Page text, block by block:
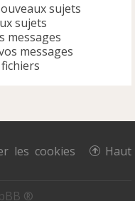
sujets
sujets
messages
messages
Haut
les cookies
®